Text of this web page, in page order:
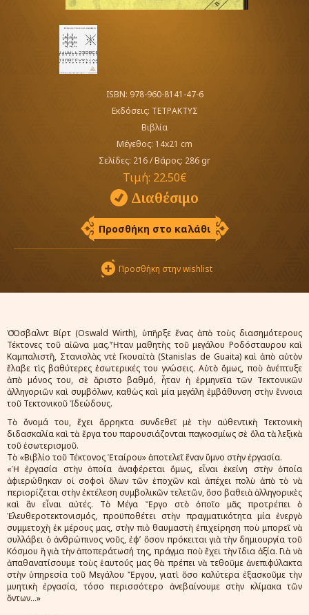
ISBN: 978-960-8141-47-6
Εκδόσεις: ΤΕΤΡΑΚΤΥΣ
Βιβλία
Μέγεθος: 14x21 cm
Σελίδες: 216/Βάρος: 286 gr
Τιμή: 22.50€
Διαθέσιμο
Προσθήκη στο καλάθι
Προσθήκη στην wishlist
Ὁ Ὄσβαλντ Βίρτ (Oswald Wirth), ὑπῆρξε ἕνας ἀπὸ τοὺς διασημότερους
Τέκτονες τοῦ αἰῶνα μας.Ἦταν μαθητὴς τοῦ μεγάλου Ροδόσταυρου καὶ
Καμπαλιστῆ, Στανισλὰς ντὲ Γκουαϊτὰ (Stanislas de Guaita) καὶ ἀπὸ αὐτὸν
ἔλαβε τὶς βαθύτερες ἐσωτερικές του γνώσεις. Αὐτὸ ὅμως, ποὺ ἀνέπτυξε
ἀπὸ μόνος του, σὲ ἄριστο βαθμό, ἦταν ἡ ἑρμηνεῖα τῶν Τεκτονικῶν
ἀλληγοριῶν καὶ συμβόλων, καθὼς καὶ μία μεγάλη ἐμβάθυνση στὴν ἔννοια
τοῦ Τεκτονικοῦ Ἰδεώδους.
Τὸ ὄνομά του, ἔχει ἄρρηκτα συνδεθεῖ μὲ τὴν αὐθεντικὴ Τεκτονικὴ
διδασκαλία καὶ τὰ ἔργα του παρουσιάζονται παγκοσμίως σὲ ὅλα τὰ λεξικὰ
τοῦ ἐσωτερισμοῦ.
Τὸ «Βιβλίο τοῦ Τέκτονος Ἑταίρου» ἀποτελεῖ ἕναν ὕμνο στὴν ἐργασία.
«Ἡ ἐργασία στὴν ὁποία ἀναφέρεται ὅμως, εἶναι ἐκείνη στὴν ὁποία
ἀφιερώθηκαν οἱ σοφοὶ ὅλων τῶν ἐποχῶν καὶ ἀπέχει πολὺ ἀπὸ τὸ νὰ
περιορίζεται στὴν ἐκτέλεση συμβολικῶν τελετῶν, ὅσο βαθειὰ ἀλληγορικὲς
καὶ ἂν εἶναι αὐτές. Τὸ Μέγα Ἔργο στὸ ὁποῖο μᾶς προτρέπει ὁ
Ἐλευθεροτεκτονισμός, προϋποθέτει στὴν πραγματικότητα μία ἐνεργὸ
συμμετοχὴ ἐκ μέρους μας, στὴν πιὸ θαυμαστὴ ἐπιχείρηση ποὺ μπορεῖ νὰ
συλλάβει ὁ ἀνθρώπινος νοῦς, ἐφ’ ὅσον πρόκειται γιὰ τὴν δημιουργία τοῦ
Κόσμου ἢ γιὰ τὴν ἀποπεράτωσή της, πράγμα ποὺ ἔχει τὴν ἴδια ἀξία. Γιὰ νὰ
ἀπαθανατίσουμε τοὺς ἑαυτούς μας θὰ πρέπει νὰ τεθοῦμε ἀνεπιφύλακτα
στὴν ὑπηρεσία τοῦ Μεγάλου Ἔργου, γιατὶ ὅσο καλύτερα ἐξασκοῦμε τὴν
μυητικὴ ἐργασία, τόσο περισσότερο ἀνεβαίνουμε στὴν κλίμακα τῶν
ὄντων...»